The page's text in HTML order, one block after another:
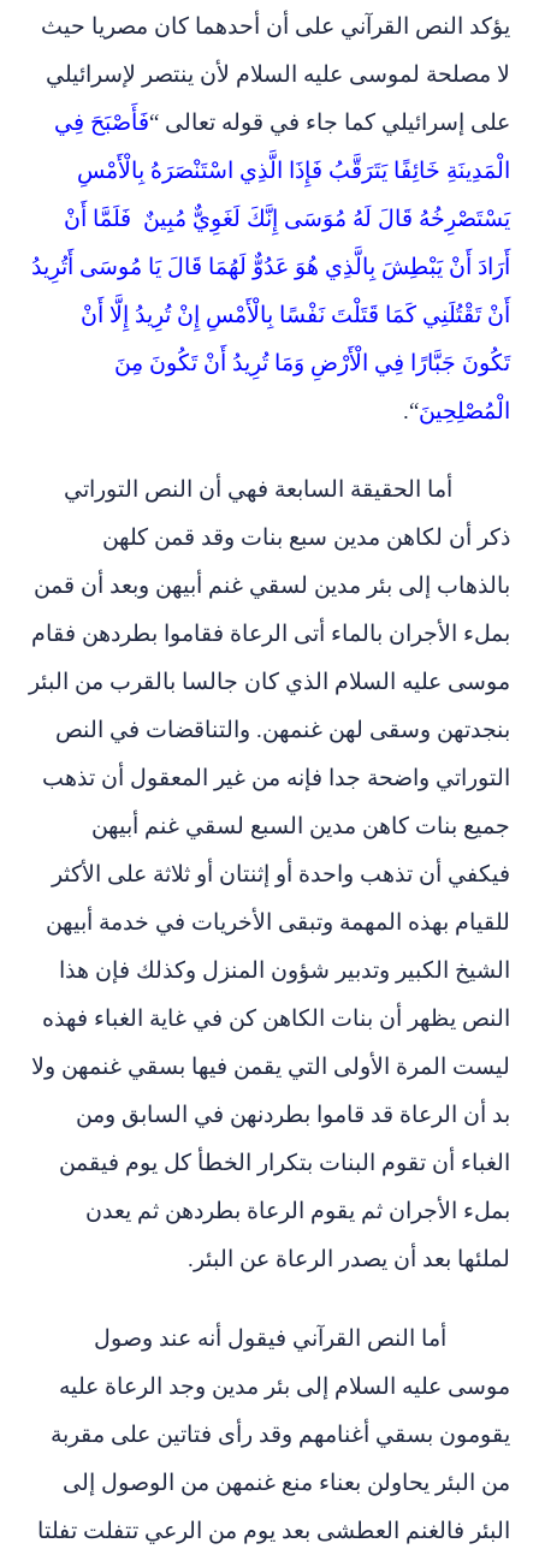
يؤكد النص القرآني على أن أحدهما كان مصريا حيث
لا مصلحة لموسى عليه السلام لأن ينتصر لإسرائيلي
على إسرائيلي كما جاء في قوله تعالى “فَأَصْبَحَ فِي
الْمَدِينَةِ خَائِفًا يَتَرَقَّبُ فَإِذَا الَّذِي اسْتَنْصَرَهُ بِالْأَمْسِ
يَسْتَصْرِخُهُ قَالَ لَهُ مُوَسَى إِنَّكَ لَغَوِيٌّ مُبِينٌ فَلَمَّا أَنْ
أَرَادَ أَنْ يَبْطِشَ بِالَّذِي هُوَ عَدُوٌّ لَهُمَا قَالَ يَا مُوسَى أَتُرِيدُ
أَنْ تَقْتُلَنِي كَمَا قَتَلْتَ نَفْسًا بِالْأَمْسِ إِنْ تُرِيدُ إِلَّا أَنْ
تَكُونَ جَبَّارًا فِي الْأَرْضِ وَمَا تُرِيدُ أَنْ تَكُونَ مِنَ
الْمُصْلِحِينَ“.
أما الحقيقة السابعة فهي أن النص التوراتي
ذكر أن لكاهن مدين سبع بنات وقد قمن كلهن
بالذهاب إلى بئر مدين لسقي غنم أبيهن وبعد أن قمن
بملء الأجران بالماء أتى الرعاة فقاموا بطردهن فقام
موسى عليه السلام الذي كان جالسا بالقرب من البئر
بنجدتهن وسقى لهن غنمهن. والتناقضات في النص
التوراتي واضحة جدا فإنه من غير المعقول أن تذهب
جميع بنات كاهن مدين السبع لسقي غنم أبيهن
فيكفي أن تذهب واحدة أو إثنتان أو ثلاثة على الأكثر
للقيام بهذه المهمة وتبقى الأخريات في خدمة أبيهن
الشيخ الكبير وتدبير شؤون المنزل وكذلك فإن هذا
النص يظهر أن بنات الكاهن كن في غاية الغباء فهذه
ليست المرة الأولى التي يقمن فيها بسقي غنمهن ولا
بد أن الرعاة قد قاموا بطردنهن في السابق ومن
الغباء أن تقوم البنات بتكرار الخطأ كل يوم فيقمن
بملء الأجران ثم يقوم الرعاة بطردهن ثم يعدن
لملئها بعد أن يصدر الرعاة عن البئر.
أما النص القرآني فيقول أنه عند وصول
موسى عليه السلام إلى بئر مدين وجد الرعاة عليه
يقومون بسقي أغنامهم وقد رأى فتاتين على مقربة
من البئر يحاولن بعناء منع غنمهن من الوصول إلى
البئر فالغنم العطشى بعد يوم من الرعي تتفلت تفلتا